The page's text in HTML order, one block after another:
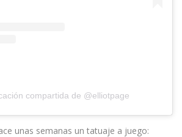
compartida de @elliotpage
unas semanas un tatuaje a juego: